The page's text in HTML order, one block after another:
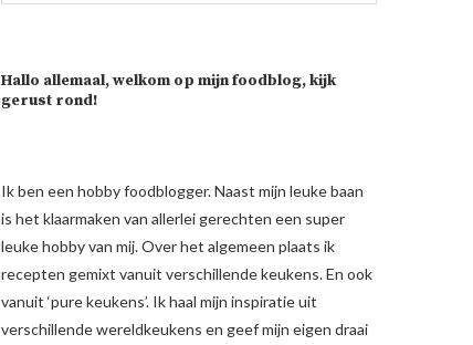
Hallo allemaal, welkom op mijn foodblog, kijk
gerust rond!
Ik ben een hobby foodblogger. Naast mijn leuke baan
is het klaarmaken van allerlei gerechten een super
leuke hobby van mij. Over het algemeen plaats ik
recepten gemixt vanuit verschillende keukens. En ook
vanuit ‘pure keukens’. Ik haal mijn inspiratie uit
verschillende wereldkeukens en geef mijn eigen draai